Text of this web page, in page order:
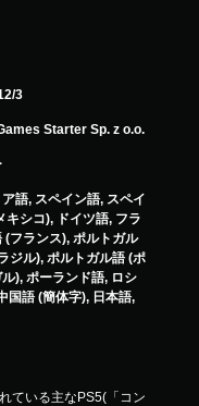
3
Starter Sp. z o.o.
語, スペイン語, スペイ
キシコ), ドイツ語, フラ
(フランス), ポルトガル
ジル), ポルトガル語 (ポ
), ポーランド語, ロシ
国語 (簡体字), 日本語,
ている主なPS5(「コン